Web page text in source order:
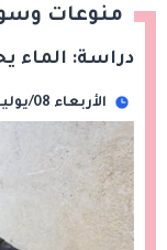
منوعات
دراسة: الماء
الأربعاء 08/يوليو/2026 - 09:30 م